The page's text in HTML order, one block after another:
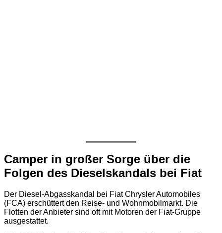
Camper in großer Sorge über die
Folgen des Dieselskandals bei Fiat
Der Diesel-Abgasskandal bei Fiat Chrysler Automobiles
(FCA) erschüttert den Reise- und Wohnmobilmarkt. Die
Flotten der Anbieter sind oft mit Motoren der Fiat-Gruppe
ausgestattet.